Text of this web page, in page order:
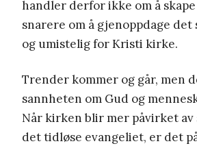
handler derfor ikke om å
snarere om å gjenoppdage
og umistelig for Kristi kirke.
Trender kommer og går, men
sannheten om Gud og
Når kirken blir mer påvirket av
det tidløse evangeliet, er det